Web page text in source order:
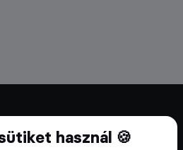
használ 🍪
óta